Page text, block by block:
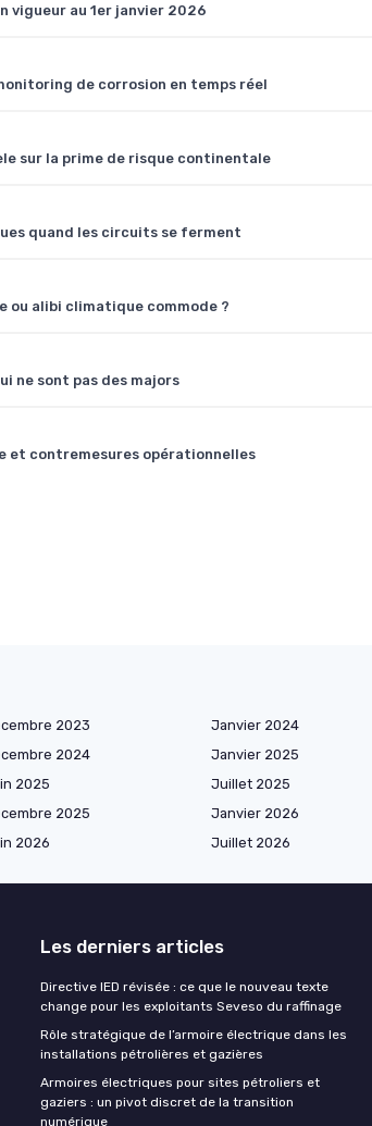
vigueur au 1er janvier 2026
de corrosion en temps réel
sur la prime de risque continentale
quand les circuits se ferment
ou alibi climatique commode ?
ne sont pas des majors
et contremesures opérationnelles
2023 Janvier 2024
2024 Janvier 2025
2025 Juillet 2025
2025 Janvier 2026
2026 Juillet 2026
Les derniers articles
Directive IED révisée : ce que le nouveau texte
change pour les exploitants Seveso du raffinage
Rôle stratégique de l’armoire électrique dans les
installations pétrolières et gazières
Armoires électriques pour sites pétroliers et
gaziers : un pivot discret de la transition
numérique